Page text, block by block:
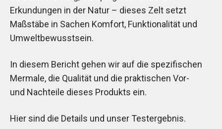
Erkundungen in der Natur – dieses Zelt setzt
Maßstäbe in Sachen Komfort, Funktionalität und
Umweltbewusstsein.
In diesem Bericht gehen wir auf die spezifischen
Mermale, die Qualität und die praktischen Vor-
und Nachteile dieses Produkts ein.
Hier sind die Details und unser Testergebnis.